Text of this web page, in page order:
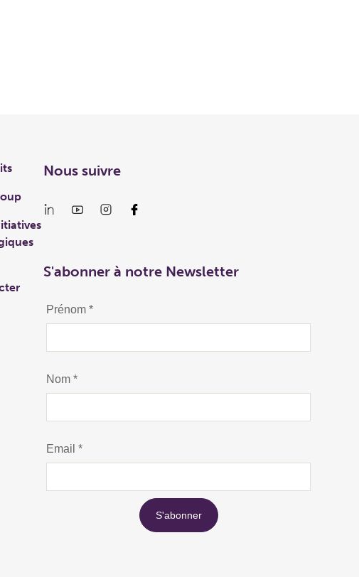
Nous suivre
S'abonner à notre Newsletter